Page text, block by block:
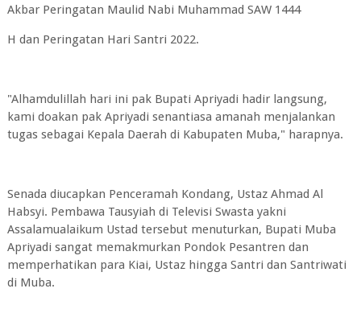
Akbar Peringatan Maulid Nabi Muhammad SAW 1444
H dan Peringatan Hari Santri 2022.
"Alhamdulillah hari ini pak Bupati Apriyadi hadir langsung,
kami doakan pak Apriyadi senantiasa amanah menjalankan
tugas sebagai Kepala Daerah di Kabupaten Muba," harapnya.
Senada diucapkan Penceramah Kondang, Ustaz Ahmad Al
Habsyi. Pembawa Tausyiah di Televisi Swasta yakni
Assalamualaikum Ustad tersebut menuturkan, Bupati Muba
Apriyadi sangat memakmurkan Pondok Pesantren dan
memperhatikan para Kiai, Ustaz hingga Santri dan Santriwati
di Muba.